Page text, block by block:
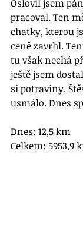
Oslovil jsem
pracoval. Ten
chatky, kterou
ceně zavrhl.
tu však nechá
ještě jsem
si potraviny.
usmálo. Dnes
Dnes: 12,5 km
Celkem: 5953,9